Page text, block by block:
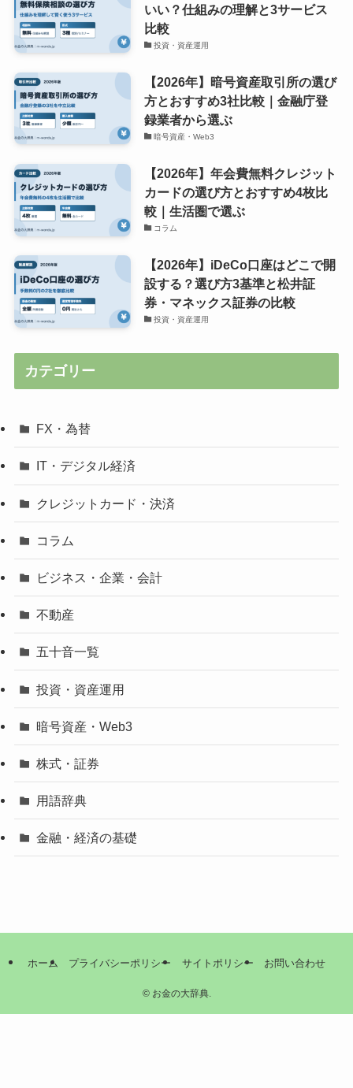
いい？仕組みの理解と3サービス
比較
投資・資産運用
【2026年】暗号資産取引所の選び
方とおすすめ3社比較｜金融庁登
録業者から選ぶ
暗号資産・Web3
【2026年】年会費無料クレジット
カードの選び方とおすすめ4枚比
較｜生活圏で選ぶ
コラム
【2026年】iDeCo口座はどこで開
設する？選び方3基準と松井証
券・マネックス証券の比較
投資・資産運用
カテゴリー
FX・為替
IT・デジタル経済
クレジットカード・決済
コラム
ビジネス・企業・会計
不動産
五十音一覧
投資・資産運用
暗号資産・Web3
株式・証券
用語辞典
金融・経済の基礎
ホーム プライバシーポリシー サイトポリシー お問い合わせ
©お金の大辞典.